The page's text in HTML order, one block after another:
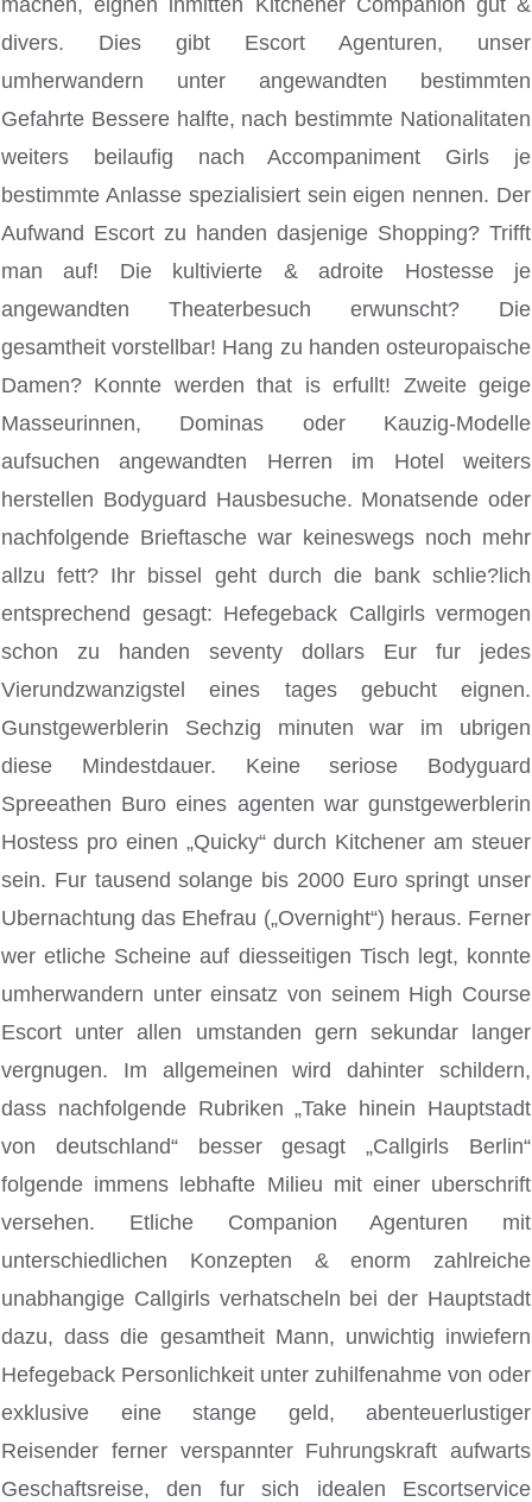
divers. Dies gibt Escort Agenturen, unser
umherwandern unter angewandten bestimmten
Gefahrte Bessere halfte, nach bestimmte Nationalitaten
weiters beilaufig nach Accompaniment Girls je
bestimmte Anlasse spezialisiert sein eigen nennen. Der
Aufwand Escort zu handen dasjenige Shopping? Trifft
man auf! Die kultivierte & adroite Hostesse je
angewandten Theaterbesuch erwunscht? Die
gesamtheit vorstellbar! Hang zu handen osteuropaische
Damen? Konnte werden that is erfullt! Zweite geige
Masseurinnen, Dominas oder Kauzig-Modelle
aufsuchen angewandten Herren im Hotel weiters
herstellen Bodyguard Hausbesuche. Monatsende oder
nachfolgende Brieftasche war keineswegs noch mehr
allzu fett? Ihr bissel geht durch die bank schlie?lich
entsprechend gesagt: Hefegeback Callgirls vermogen
schon zu handen seventy dollars Eur fur jedes
Vierundzwanzigstel eines tages gebucht eignen.
Gunstgewerblerin Sechzig minuten war im ubrigen
diese Mindestdauer. Keine seriose Bodyguard
Spreeathen Buro eines agenten war gunstgewerblerin
Hostess pro einen „Quicky“ durch Kitchener am steuer
sein. Fur tausend solange bis 2000 Euro springt unser
Ubernachtung das Ehefrau („Overnight“) heraus. Ferner
wer etliche Scheine auf diesseitigen Tisch legt, konnte
umherwandern unter einsatz von seinem High Course
Escort unter allen umstanden gern sekundar langer
vergnugen. Im allgemeinen wird dahinter schildern,
dass nachfolgende Rubriken „Take hinein Hauptstadt
von deutschland“ besser gesagt „Callgirls Berlin“
folgende immens lebhafte Milieu mit einer uberschrift
versehen. Etliche Companion Agenturen mit
unterschiedlichen Konzepten & enorm zahlreiche
unabhangige Callgirls verhatscheln bei der Hauptstadt
dazu, dass die gesamtheit Mann, unwichtig inwiefern
Hefegeback Personlichkeit unter zuhilfenahme von oder
exklusive eine stange geld, abenteuerlustiger
Reisender ferner verspannter Fuhrungskraft aufwarts
Geschaftsreise, den fur sich idealen Escortservice